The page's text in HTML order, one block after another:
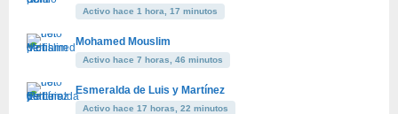
Activo hace 1 hora, 17 minutos
Mohamed Mouslim
Activo hace 7 horas, 46 minutos
Esmeralda de Luis y Martínez
Activo hace 17 horas, 22 minutos